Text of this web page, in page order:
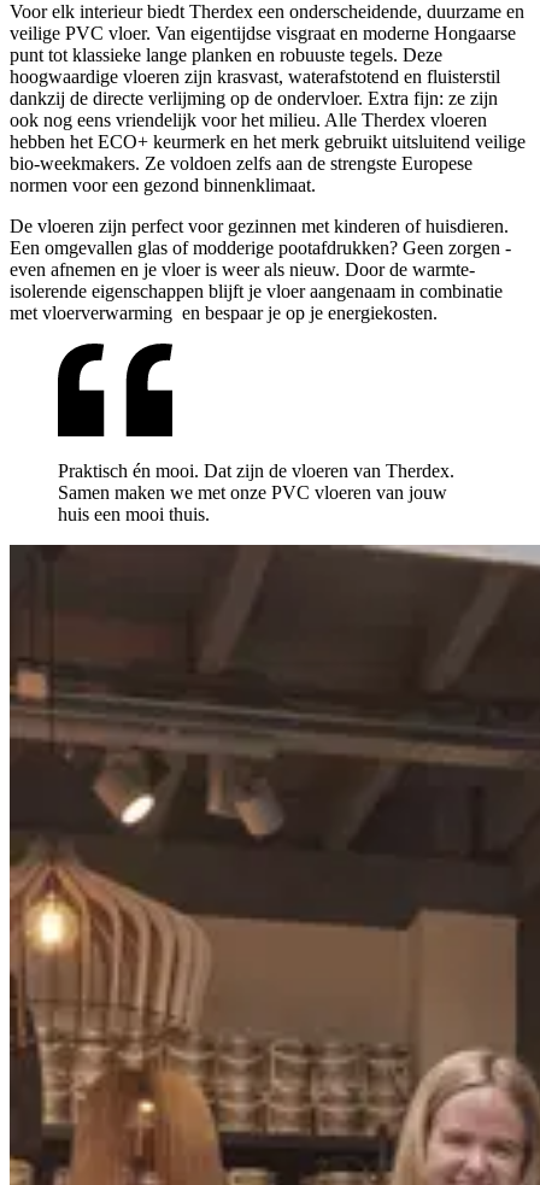
Voor elk interieur biedt Therdex een onderscheidende, duurzame en
veilige PVC vloer. Van eigentijdse visgraat en moderne Hongaarse
punt tot klassieke lange planken en robuuste tegels. Deze
hoogwaardige vloeren zijn krasvast, waterafstotend en fluisterstil
dankzij de directe verlijming op de ondervloer. Extra fijn: ze zijn
ook nog eens vriendelijk voor het milieu. Alle Therdex vloeren
hebben het ECO+ keurmerk en het merk gebruikt uitsluitend veilige
bio-weekmakers. Ze voldoen zelfs aan de strengste Europese
normen voor een gezond binnenklimaat.
De vloeren zijn perfect voor gezinnen met kinderen of huisdieren.
Een omgevallen glas of modderige pootafdrukken? Geen zorgen -
even afnemen en je vloer is weer als nieuw. Door de warmte-
isolerende eigenschappen blijft je vloer aangenaam in combinatie
met vloerverwarming en bespaar je op je energiekosten.
Praktisch én mooi. Dat zijn de vloeren van Therdex.
Samen maken we met onze PVC vloeren van jouw
huis een mooi thuis.